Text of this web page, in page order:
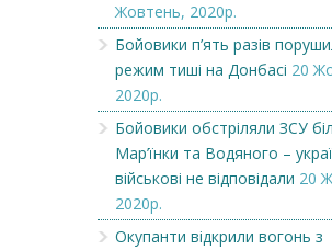
Жовтень, 2020р.
Бойовики п’ять разів
режим тиші на Донбасі 20
2020р.
Бойовики обстріляли ЗСУ
Мар’їнки та Водяного –
військові не відповідали 20
2020р.
Окупанти відкрили вогонь з